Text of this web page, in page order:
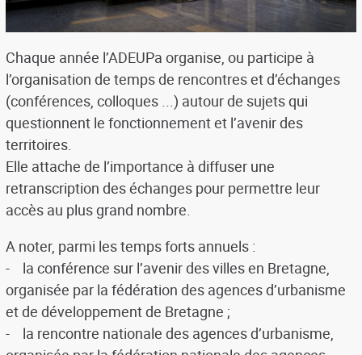
Chaque année l’ADEUPa organise, ou participe à
l’organisation de temps de rencontres et d’échanges
(conférences, colloques ...) autour de sujets qui
questionnent le fonctionnement et l’avenir des
territoires.
Elle attache de l’importance à diffuser une
retranscription des échanges pour permettre leur
accès au plus grand nombre.
A noter, parmi les temps forts annuels :
- la conférence sur l’avenir des villes en Bretagne,
organisée par la fédération des agences d’urbanisme
et de développement de Bretagne ;
- la rencontre nationale des agences d’urbanisme,